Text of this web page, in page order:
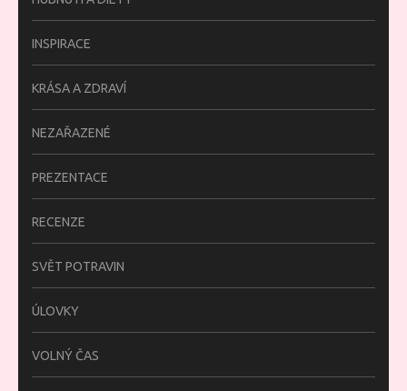
INSPIRACE
KRÁSA A ZDRAVÍ
NEZAŘAZENÉ
PREZENTACE
RECENZE
SVĚT POTRAVIN
ÚLOVKY
VOLNÝ ČAS